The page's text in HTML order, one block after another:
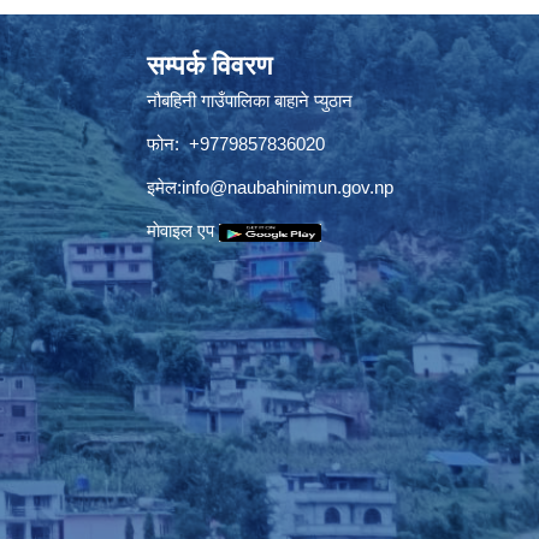
सम्पर्क विवरण
नौबहिनी गाउँपालिका बाहाने प्युठान
फोन: +9779857836020
इमेल:info@naubahinimun.gov.np
माेवाइल एप